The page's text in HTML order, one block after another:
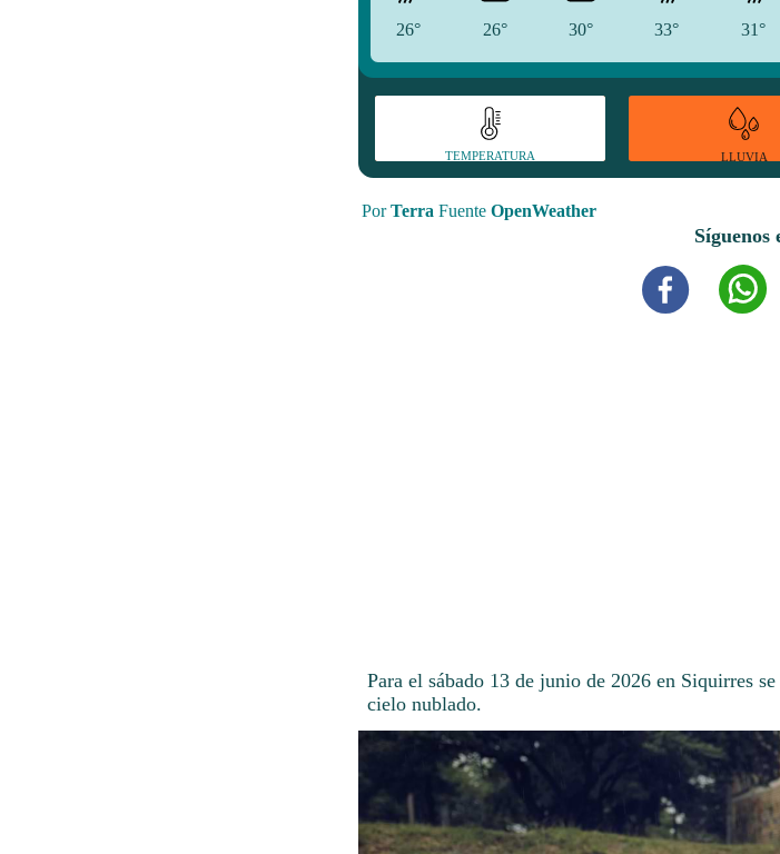
26° 26° 30° 33° 31°
TEMPERATURA LLUVIA
PorTerra Fuente OpenWeather
Síguenos
Para el sábado 13 de junio de 2026 en Siquirres
cielo nublado.